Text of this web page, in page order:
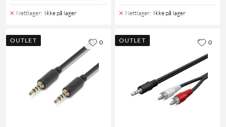
Nettlager: Ikke på lager Nettlager: Ikke på lager
OUTLET 0 OUTLET 0